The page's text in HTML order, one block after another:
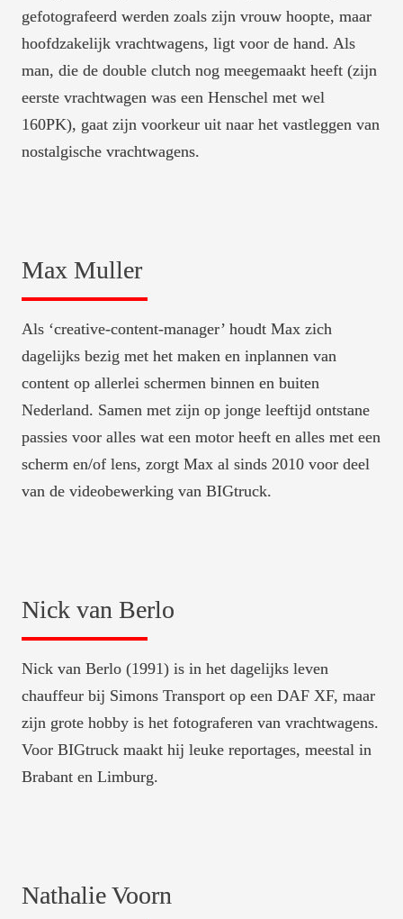
gefotografeerd werden zoals zijn vrouw hoopte, maar
hoofdzakelijk vrachtwagens, ligt voor de hand. Als
man, die de double clutch nog meegemaakt heeft (zijn
eerste vrachtwagen was een Henschel met wel
160PK), gaat zijn voorkeur uit naar het vastleggen van
nostalgische vrachtwagens.
Max Muller
Als ‘creative-content-manager’ houdt Max zich
dagelijks bezig met het maken en inplannen van
content op allerlei schermen binnen en buiten
Nederland. Samen met zijn op jonge leeftijd ontstane
passies voor alles wat een motor heeft en alles met een
scherm en/of lens, zorgt Max al sinds 2010 voor deel
van de videobewerking van BIGtruck.
Nick van Berlo
Nick van Berlo (1991) is in het dagelijks leven
chauffeur bij Simons Transport op een DAF XF, maar
zijn grote hobby is het fotograferen van vrachtwagens.
Voor BIGtruck maakt hij leuke reportages, meestal in
Brabant en Limburg.
Nathalie Voorn